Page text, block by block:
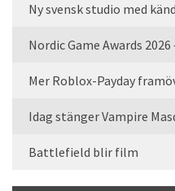
Ny svensk studio med
Nordic Game Awards
Mer Roblox-Payday
Idag stänger Vampire
Battlefield blir film